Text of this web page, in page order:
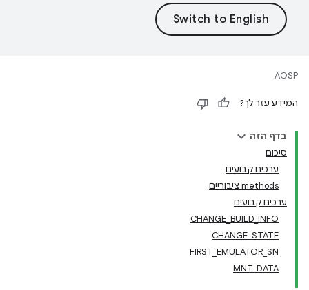
AOSP
המידע עזר לך?
בדף הזה
סיכום
ערכים קבועים
‫methods ציבוריים
ערכים קבועים
CHANGE_BUILD_INFO
CHANGE_STATE
FIRST_EMULATOR_SN
MNT_DATA